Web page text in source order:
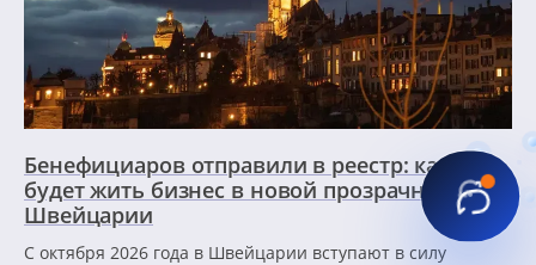
Бенефициаров отправили в реестр: как
будет жить бизнес в новой прозрачной
Швейцарии
С октября 2026 года в Швейцарии вступают в силу